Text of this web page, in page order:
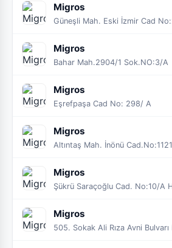
Migros
Migros
Bahar Mah.2904/1 Sok.NO:3/A
Migros
Eşrefpaşa Cad No: 298/ A
Migros
Altıntaş Mah. İnönü
Migros
Migros
505. Sokak Ali Rıza Avni